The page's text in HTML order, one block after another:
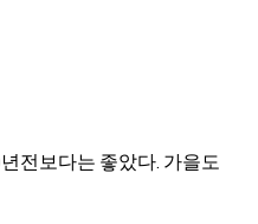
전보다는 좋았다. 가을도